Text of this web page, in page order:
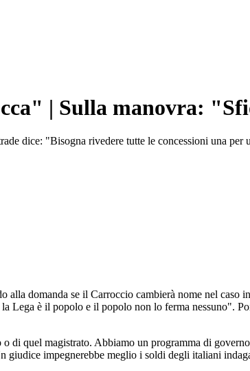
| Sulla manovra:
dice: "Bisogna rivedere tutte le concessioni una per
alla domanda se il Carroccio cambierà nome nel
Lega è il popolo e il popolo non lo ferma nessuno".
o di quel magistrato. Abbiamo un programma di
impegnerebbe meglio i soldi degli italiani